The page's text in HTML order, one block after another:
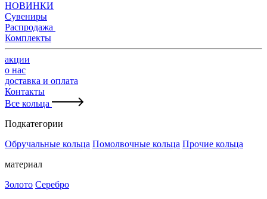
НОВИНКИ
Сувениры
Распродажа
Комплекты
акции
о нас
доставка и оплата
Контакты
Все кольца
Подкатегории
Обручальные кольца Помолвочные кольца Прочие кольца
материал
Золото Серебро